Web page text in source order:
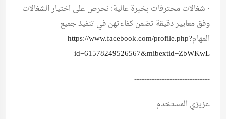
· شغالات محترفات بخبرة عالية: نحرص على اختيار الشغالات
وفق معايير دقيقة تضمن كفاءتهن في تنفيذ جميع
المهامhttps://www.facebook.com/profile.php?
id=61578249526567&mibextid=ZbWKwL
------------------------------
عزيزي المستخدم